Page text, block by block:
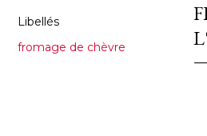
Libellés
fromage de chèvre